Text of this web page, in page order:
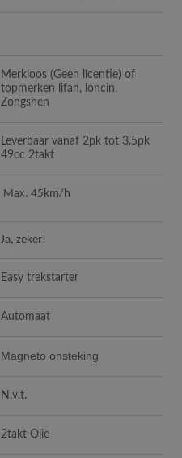
Merkloos (Geen licentie) of
topmerken lifan, loncin,
Zongshen
Leverbaar vanaf 2pk tot 3.5pk
49cc 2takt
Max. 45km/h
Ja, zeker!
Easy trekstarter
Automaat
Magneto onsteking
N.v.t.
2takt Olie